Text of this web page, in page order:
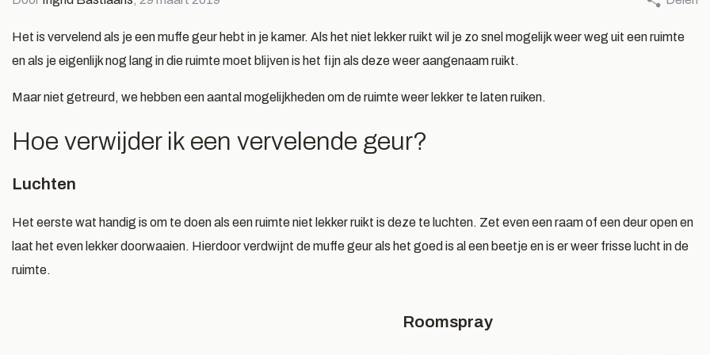
Het is vervelend als je een muffe geur hebt in je kamer. Als het niet lekker ruikt wil je zo snel mogelijk weer weg uit een ruimte
en als je eigenlijk nog lang in die ruimte moet blijven is het fijn als deze weer aangenaam ruikt.
Maar niet getreurd, we hebben een aantal mogelijkheden om de ruimte weer lekker te laten ruiken.
Hoe verwijder ik een vervelende geur?
Luchten
Het eerste wat handig is om te doen als een ruimte niet lekker ruikt is deze te luchten. Zet even een raam of een deur open en
laat het even lekker doorwaaien. Hierdoor verdwijnt de muffe geur als het goed is al een beetje en is er weer frisse lucht in de
ruimte.
Roomspray
Tips voor het
creëren van een spa
ervaring thuis
Lees meer
Ontdek onze
tropische
eilandproducten
Lees meer
Zomergeuren